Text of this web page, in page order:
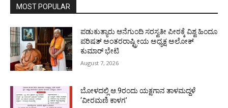
MOST POPULAR
ಪಡುಕುತ್ಯಾರು ಆನೆಗುಂದಿ ಸರಸ್ವತೀ ಪೀಠಕ್ಕೆ ವಿಶ್ವ ಹಿಂದೂ
ಪರಿಷತ್ ಅಂತರರಾಷ್ಟ್ರೀಯ ಅಧ್ಯಕ್ಷ ಅಲೋಕ್
ಕುಮಾರ್ ಭೇಟಿ
August 7, 2026
ಬೋಳದಲ್ಲಿ ಆ.9ರಂದು ಯಕ್ಷಗಾನ ತಾಳಮದ್ದಳೆ
‘ವೀರಮಣಿ ಕಾಳಗ’